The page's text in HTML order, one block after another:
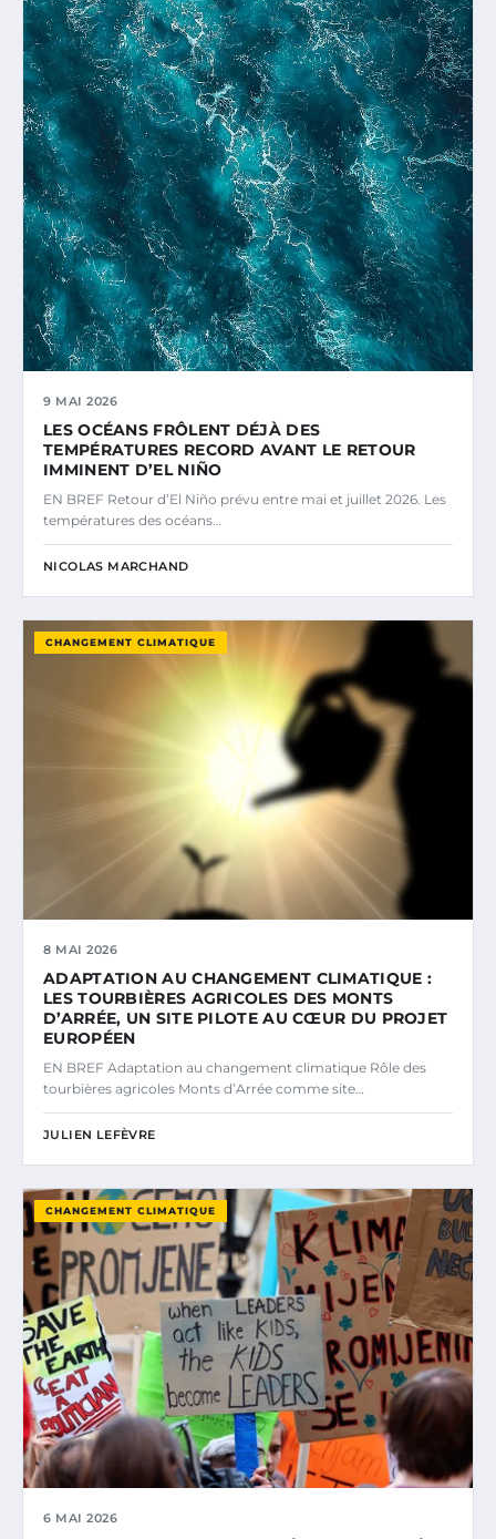
9 MAI 2026
LES OCÉANS FRÔLENT DÉJÀ DES
TEMPÉRATURES RECORD AVANT LE RETOUR
IMMINENT D’EL NIÑO
EN BREF Retour d’El Niño prévu entre mai et juillet 2026. Les
températures des océans…
NICOLAS MARCHAND
CHANGEMENT CLIMATIQUE
8 MAI 2026
ADAPTATION AU CHANGEMENT CLIMATIQUE :
LES TOURBIÈRES AGRICOLES DES MONTS
D’ARRÉE, UN SITE PILOTE AU CŒUR DU PROJET
EUROPÉEN
EN BREF Adaptation au changement climatique Rôle des
tourbières agricoles Monts d’Arrée comme site…
JULIEN LEFÈVRE
CHANGEMENT CLIMATIQUE
6 MAI 2026